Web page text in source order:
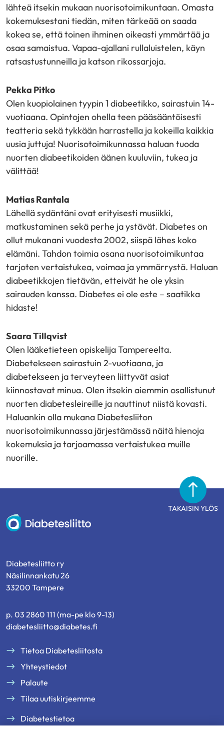
lähteä itsekin mukaan nuorisotoimikuntaan. Omasta
kokemuksestani tiedän, miten tärkeää on saada
kokea se, että toinen ihminen oikeasti ymmärtää ja
osaa samaistua. Vapaa-ajallani rullaluistelen, käyn
ratsastustunneilla ja katson rikossarjoja.
Pekka Pitko
Olen kuopiolainen tyypin 1 diabeetikko, sairastuin 14-
vuotiaana. Opintojen ohella teen pääsääntöisesti
teatteria sekä tykkään harrastella ja kokeilla kaikkia
uusia juttuja! Nuorisotoimikunnassa haluan tuoda
nuorten diabeetikoiden äänen kuuluviin, tukea ja
välittää!
Matias Rantala
Lähellä sydäntäni ovat erityisesti musiikki,
matkustaminen sekä perhe ja ystävät. Diabetes on
ollut mukanani vuodesta 2002, siispä lähes koko
elämäni. Tahdon toimia osana nuorisotoimikuntaa
tarjoten vertaistukea, voimaa ja ymmärrystä. Haluan
diabeetikkojen tietävän, etteivät he ole yksin
sairauden kanssa. Diabetes ei ole este – saatikka
hidaste!
Saara Tillqvist
Olen lääketieteen opiskelija Tampereelta.
Diabetekseen sairastuin 2-vuotiaana, ja
diabetekseen ja terveyteen liittyvät asiat
kiinnostavat minua. Olen itsekin aiemmin osallistunut
nuorten diabetesleireille ja nauttinut niistä kovasti.
Haluankin olla mukana Diabetesliiton
nuorisotoimikunnassa järjestämässä näitä hienoja
kokemuksia ja tarjoamassa vertaistukea muille
nuorille.
TAKAISIN YLÖS
Diabetesliitto
Diabetesliitto ry
Näsilinnankatu 26
33200 Tampere
p. 03 2860 111 (ma-pe klo 9-13)
diabetesliitto@diabetes.fi
Tietoa Diabetesliitosta
Yhteystiedot
Palaute
Tilaa uutiskirjeemme
Diabetestietoa